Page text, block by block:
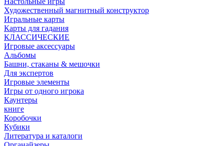
Художественный магнитный конструктор
Игральные карты
Карты для гадания
КЛАССИЧЕСКИЕ
Игровые аксессуары
Альбомы
Башни, стаканы & мешочки
Для экспертов
Игровые элементы
Игры от одного игрока
Каунтеры
книге
Коробочки
Кубики
Литература и каталоги